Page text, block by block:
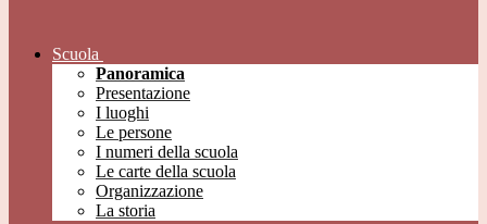
Scuola
Panoramica
Presentazione
I luoghi
Le persone
I numeri della scuola
Le carte della scuola
Organizzazione
La storia